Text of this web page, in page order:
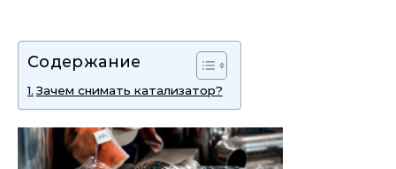
Содержание
Зачем снимать катализатор?